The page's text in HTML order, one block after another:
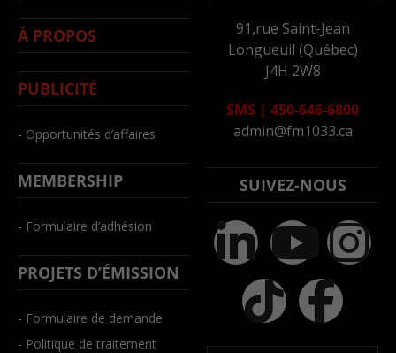
À PROPOS
PUBLICITÉ
- Opportunités d’affaires
MEMBERSHIP
- Formulaire d’adhésion
PROJETS D’ÉMISSION
- Formulaire de demande
- Politique de traitement
91,rue Saint-Jean
Longueuil (Québec)
J4H 2W8
SMS | 450-646-6800
admin@fm1033.ca
SUIVEZ-NOUS